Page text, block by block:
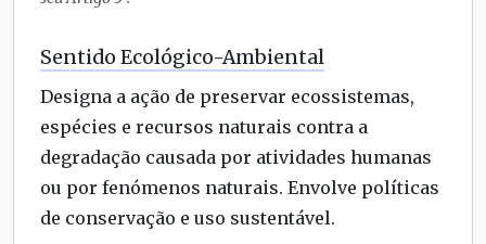
Sentido Ecológico-Ambiental
Designa a ação de preservar ecossistemas,
espécies e recursos naturais contra a
degradação causada por atividades humanas
ou por fenómenos naturais. Envolve políticas
de conservação e uso sustentável.